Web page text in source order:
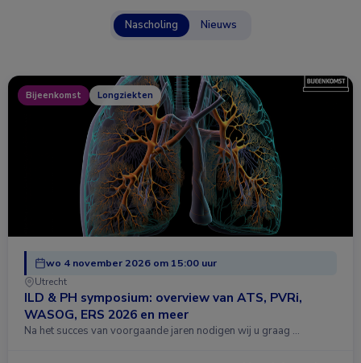
Nascholing Nieuws
Bijeenkomst Longziekten
wo 4 november 2026 om 15:00 uur
Utrecht
ILD & PH symposium: overview van ATS, PVRi,
WASOG, ERS 2026 en meer
Na het succes van voorgaande jaren nodigen wij u graag …